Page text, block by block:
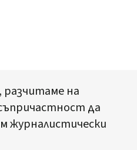
на
да
журналистически